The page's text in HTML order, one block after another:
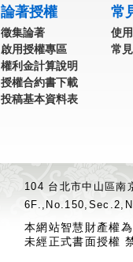
論著授權
徵集論著
啟用授權專區
權利金計算說明
授權合約書下載
投稿基本資料表
常
使
常
104 台北市中山區
本網站智慧財產權
未經正式書面授權